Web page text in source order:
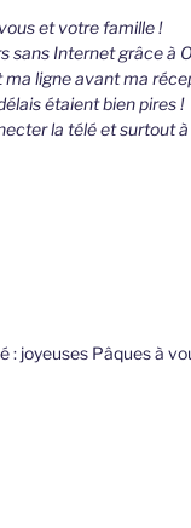
et votre famille !
sans Internet grâce à
ligne avant ma
étaient bien pires !
la télé et surtout
: joyeuses Pâques à